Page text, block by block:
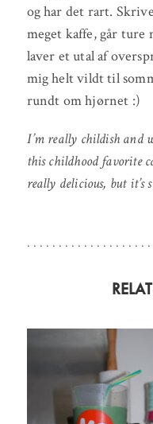
og har det rart.
meget kaffe, går ture
laver et utal af
mig helt vildt til
rundt om hjørnet :)
I’m really childish and
this childhood favorite
really delicious, but it’s